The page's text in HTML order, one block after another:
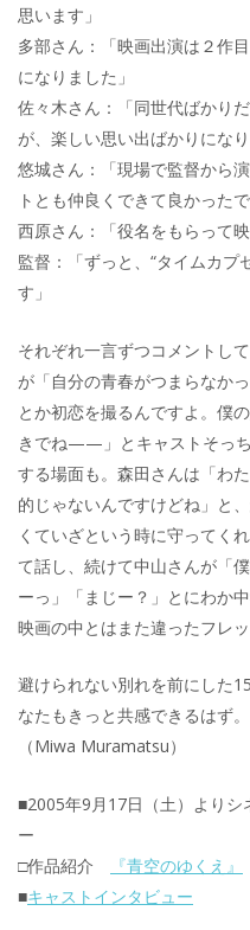
思います」
多部さん：「映画出演は２作
になりました」
佐々木さん：「同世代ばかり
が、楽しい思い出ばかりになり
悠城さん：「現場で監督から
トとも仲良くできて良かったで
西原さん：「役名をもらって
監督：「ずっと、“タイムカプ
す」
それぞれ一言ずつコメントし
が「自分の青春がつまらなか
とか初恋を撮るんですよ。僕
きでね——」とキャストそっ
する場面も。森田さんは「わ
的じゃないんですけどね」と
くていざという時に守ってく
て話し、続けて中山さんが「
ーっ」「まじー？」とにわか
映画の中とはまた違ったフレ
避けられない別れを前にした
なたもきっと共感できるはず
（Miwa Muramatsu）
■2005年9月17日（土）よりシ
ー
□作品紹介
『青空のゆくえ』
■キャストインタビュー